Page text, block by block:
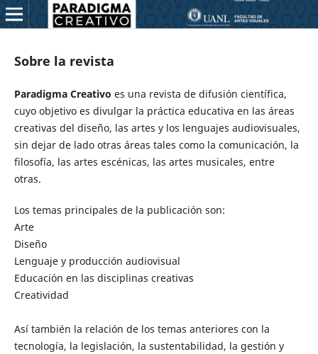
Sobre la revista
Paradigma Creativo es una revista de difusión científica,
cuyo objetivo es divulgar la práctica educativa en las áreas
creativas del diseño, las artes y los lenguajes audiovisuales,
sin dejar de lado otras áreas tales como la comunicación, la
filosofía, las artes escénicas, las artes musicales, entre
otras.
Los temas principales de la publicación son:
Arte
Diseño
Lenguaje y producción audiovisual
Educación en las disciplinas creativas
Creatividad
Así también la relación de los temas anteriores con la
tecnología, la legislación, la sustentabilidad, la gestión y